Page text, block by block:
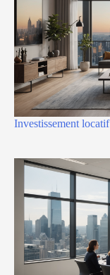
Investissement